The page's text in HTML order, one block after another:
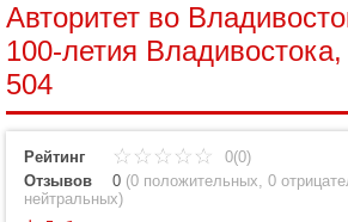
Авторитет во
100-летия
504
Рейтинг
0(0)
Отзывов
0 (0 положительных, 0
нейтральных)